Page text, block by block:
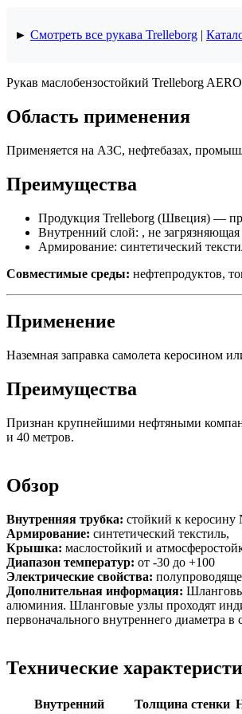
► Смотреть все рукава Trelleborg |
Рукав маслобензостойкий Trelleborg
Область применения
Применяется на АЗС, нефтебазах,
Преимущества
Продукция Trelleborg (Швеция) —
Внутренний слой: , не
Армирование: синтетический
Совместимые среды: нефтепродуктов,
Применение
Наземная заправка самолета керосином
Преимущества
Признан крупнейшими нефтяными
и 40 метров.
Обзор
Внутренняя трубка: стойкий к керосину
Армирование: синтетический текстиль,
Крышка: маслостойкий и
Диапазон температур: от -30 до +100
Электрические свойства:
Дополнительная информация:
алюминия. Шланговые узлы проходят
первоначального внутреннего диаметра
Технические
Внутренний
Толщина стенки